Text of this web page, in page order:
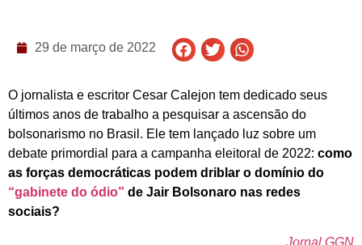
29 de março de 2022
O jornalista e escritor Cesar Calejon tem dedicado seus
últimos anos de trabalho a pesquisar a ascensão do
bolsonarismo no Brasil. Ele tem lançado luz sobre um
debate primordial para a campanha eleitoral de 2022: como
as forças democráticas podem driblar o domínio do
“gabinete do ódio” de Jair Bolsonaro nas redes
sociais?